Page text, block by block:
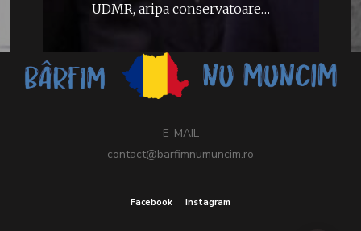
UDMR, aripa conservatoare…
E-MAIL
contact@barfimnumuncim.ro
Facebook Instagram